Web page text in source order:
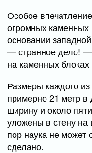
Особое
огромных каменных
основании
— странное дело!
на каменных
Размеры каждого
примерно 21 метр в
ширину и около
уложены в стену на
пор наука не может
сделано.